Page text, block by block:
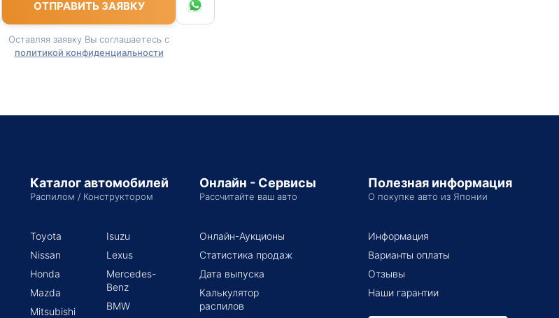
ОТПРАВИТЬ ЗАЯВКУ
Оставляя заявку Вы соглашаетесь с
политикой конфиденциальности
Каталог автомобилей
Распилом / Конструктором
Toyota
Nissan
Honda
Mazda
Mitsubishi
Isuzu
Lexus
Mercedes-
Benz
BMW
Онлайн - Сервисы
Рассчитайте ваш авто
Онлайн-Аукционы
Статистика продаж
Дата выпуска
Калькулятор
распилов
Полезная информация
О покупке авто из Японии
Информация
Варианты оплаты
Отзывы
Наши гарантии